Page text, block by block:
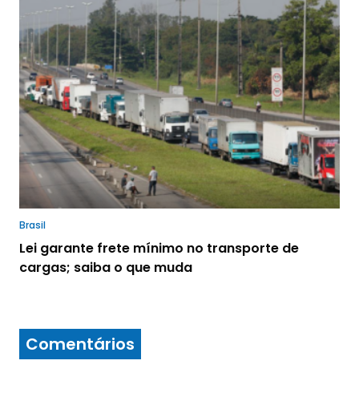
Brasil
Lei garante frete mínimo no transporte de
cargas; saiba o que muda
Comentários